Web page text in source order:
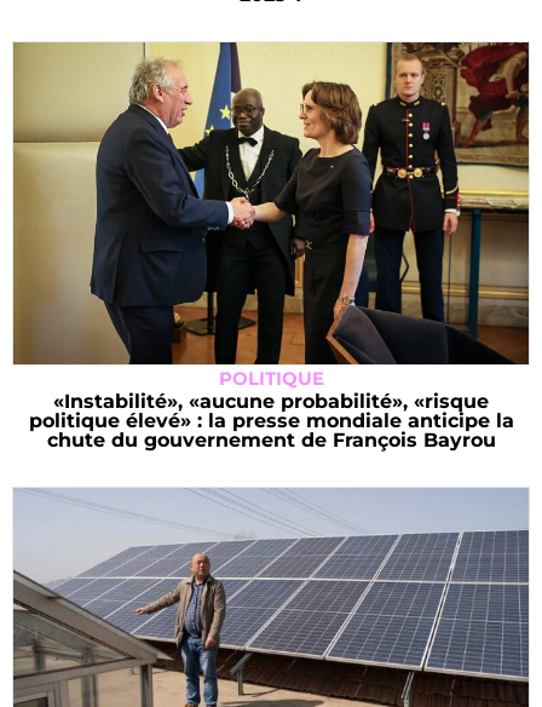
POLITIQUE
«Instabilité», «aucune probabilité», «risque
politique élevé» : la presse mondiale anticipe la
chute du gouvernement de François Bayrou